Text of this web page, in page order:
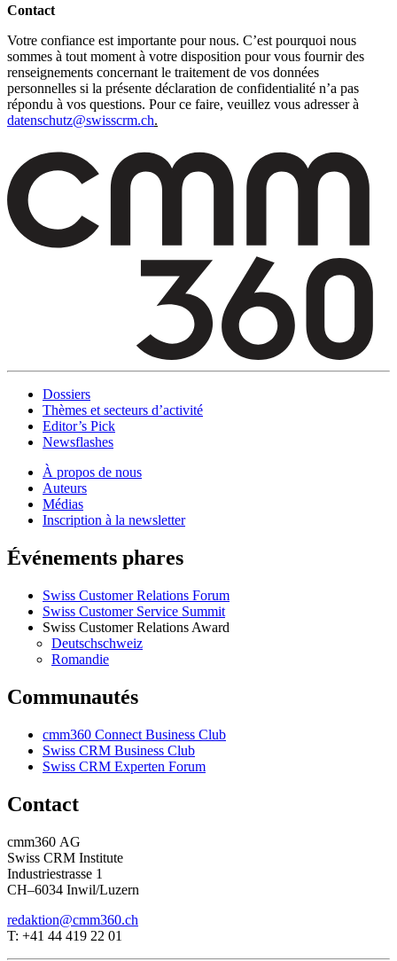
Contact
Votre confiance est importante pour nous. C’est pourquoi nous
sommes à tout moment à votre disposition pour vous fournir des
renseignements concernant le traitement de vos données
personnelles si la présente déclaration de confidentialité n’a pas
répondu à vos questions. Pour ce faire, veuillez vous adresser à
datenschutz@swisscrm.ch.
Dossiers
Thèmes et secteurs d’activité
Editor’s Pick
Newsflashes
À propos de nous
Auteurs
Médias
Inscription à la newsletter
Événements phares
Swiss Customer Relations Forum
Swiss Customer Service Summit
Swiss Customer Relations Award
Deutschschweiz
Romandie
Communautés
cmm360 Connect Business Club
Swiss CRM Business Club
Swiss CRM Experten Forum
Contact
cmm360 AG
Swiss CRM Institute
Industriestrasse 1
CH–6034 Inwil/Luzern
redaktion@cmm360.ch
T: +41 44 419 22 01